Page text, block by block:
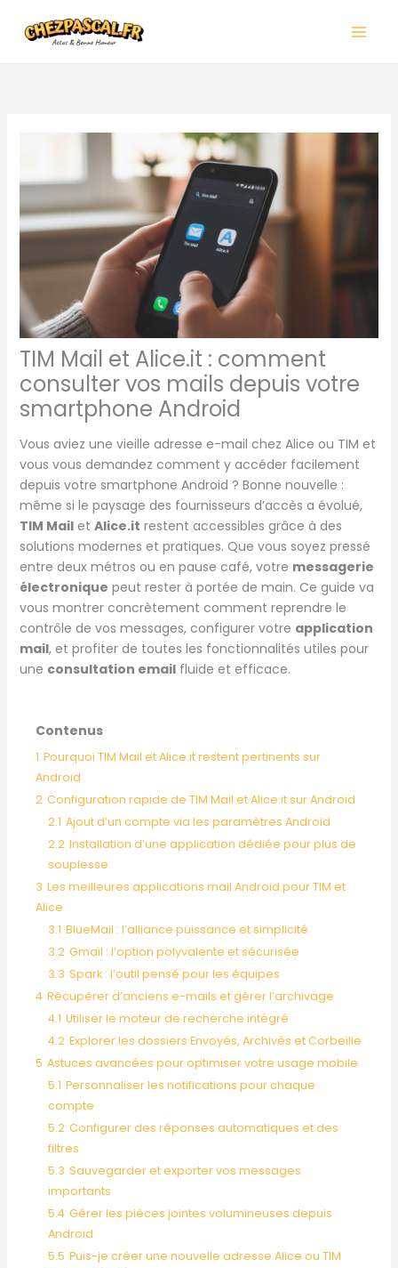
contenu
TIM Mail et Alice.it : comment
consulter vos mails depuis votre
smartphone Android
Vous aviez une vieille adresse e-mail chez Alice ou TIM et
vous vous demandez comment y accéder facilement
depuis votre smartphone Android ? Bonne nouvelle :
même si le paysage des fournisseurs d’accès a évolué,
TIM Mailet Alice.it restent accessibles grâce à des
solutions modernes et pratiques. Que vous soyez pressé
entre deux métros ou en pause café, votre messagerie
électronique peut rester à portée de main. Ce guide va
vous montrer concrètement comment reprendre le
contrôle de vos messages, configurer votre application
mail, et profiter de toutes les fonctionnalités utiles pour
une consultation emailfluide et efficace.
Contenus
1 Pourquoi TIM Mail et Alice.it restent pertinents sur
Android
2 Configuration rapide de TIM Mail et Alice.it sur Android
2.1 Ajout d’un compte via les paramètres Android
2.2 Installation d’une application dédiée pour plus de
souplesse
3 Les meilleures applications mail Android pour TIM et
Alice
3.1 BlueMail : l’alliance puissance et simplicité
3.2 Gmail : l’option polyvalente et sécurisée
3.3 Spark : l’outil pensé pour les équipes
4 Récupérer d’anciens e-mails et gérer l’archivage
4.1 Utiliser le moteur de recherche intégré
4.2 Explorer les dossiers Envoyés, Archivés et Corbeille
5 Astuces avancées pour optimiser votre usage mobile
5.1 Personnaliser les notifications pour chaque
compte
5.2 Configurer des réponses automatiques et des
filtres
5.3 Sauvegarder et exporter vos messages
importants
5.4 Gérer les pièces jointes volumineuses depuis
Android
5.5 Puis-je créer une nouvelle adresse Alice ou TIM